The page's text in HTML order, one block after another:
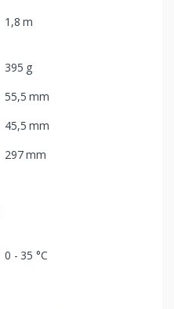
1,8 m
395 g
55,5 mm
45,5 mm
297 mm
0 - 35 °C